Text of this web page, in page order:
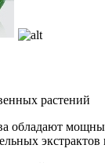
растений
обладают